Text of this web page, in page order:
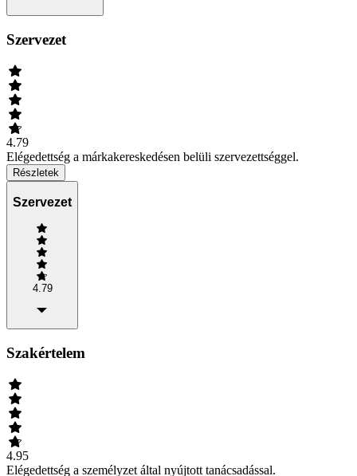
Szervezet
4.79
Elégedettség a márkakereskedésen belüli szervezettséggel.
Részletek
Szervezet
4.79
Szakértelem
4.95
Elégedettség a személyzet által nyújtott tanácsadással.